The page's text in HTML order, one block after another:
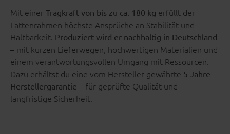
Mit einer Tragkraft von bis zu ca. 180 kg erfüllt der
Lattenrahmen höchste Ansprüche an Stabilität und
Haltbarkeit. Produziert wird er nachhaltig in Deutschland
– mit kurzen Lieferwegen, hochwertigen Materialien und
einem verantwortungsvollen Umgang mit Ressourcen.
Dazu erhältst du eine vom Hersteller gewährte 5 Jahre
Herstellergarantie – für geprüfte Qualität und
langfristige Sicherheit.